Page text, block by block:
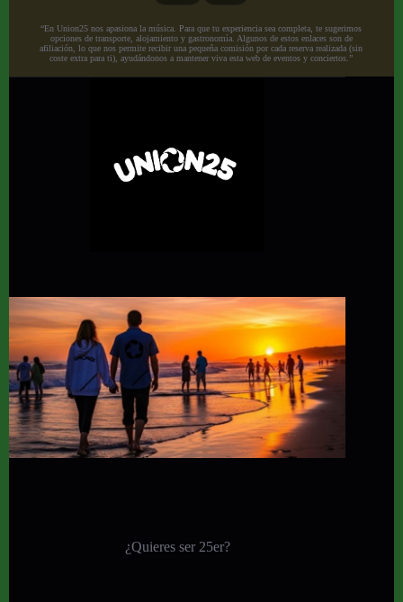
“En Union25 nos apasiona la música. Para que tu experiencia sea completa, te sugerimos
opciones de transporte, alojamiento y gastronomía. Algunos de estos enlaces son de
afiliación, lo que nos permite recibir una pequeña comisión por cada reserva realizada (sin
coste extra para ti), ayudándonos a mantener viva esta web de eventos y conciertos.”
¿Quieres ser 25er?